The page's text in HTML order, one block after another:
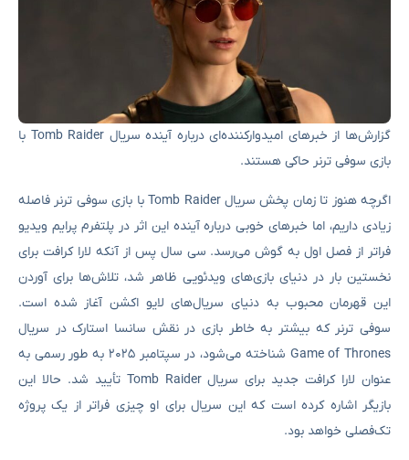
گزارش‌ها از خبرهای امیدوارکننده‌ای درباره آینده سریال Tomb Raider با
بازی سوفی ترنر حاکی هستند.
اگرچه هنوز تا زمان پخش سریال Tomb Raider با بازی سوفی ترنر فاصله
زیادی داریم، اما خبرهای خوبی درباره آینده این اثر در پلتفرم پرایم ویدیو
فراتر از فصل اول به گوش می‌رسد. سی سال پس از آنکه لارا کرافت برای
نخستین بار در دنیای بازی‌های ویدئویی ظاهر شد، تلاش‌ها برای آوردن
این قهرمان محبوب به دنیای سریال‌های لایو اکشن آغاز شده است.
سوفی ترنر که بیشتر به خاطر بازی در نقش سانسا استارک در سریال
Game of Thrones شناخته می‌شود، در سپتامبر ۲۰۲۵ به طور رسمی به
عنوان لارا کرافت جدید برای سریال Tomb Raider تأیید شد. حالا این
بازیگر اشاره کرده است که این سریال برای او چیزی فراتر از یک پروژه
تک‌فصلی خواهد بود.